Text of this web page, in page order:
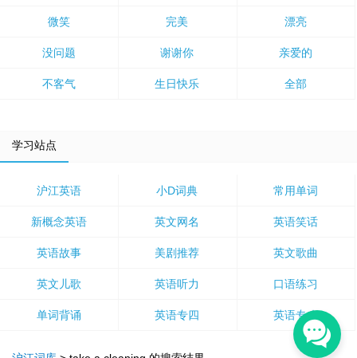
微笑 完美 漂亮
没问题 谢谢你 亲爱的
不客气 生日快乐 全部
学习站点
沪江英语 小D词典 常用单词
新概念英语 英文网名 英语笑话
英语故事 美剧推荐 英文歌曲
英文儿歌 英语听力 口语练习
单词背诵 英语专四 英语专八